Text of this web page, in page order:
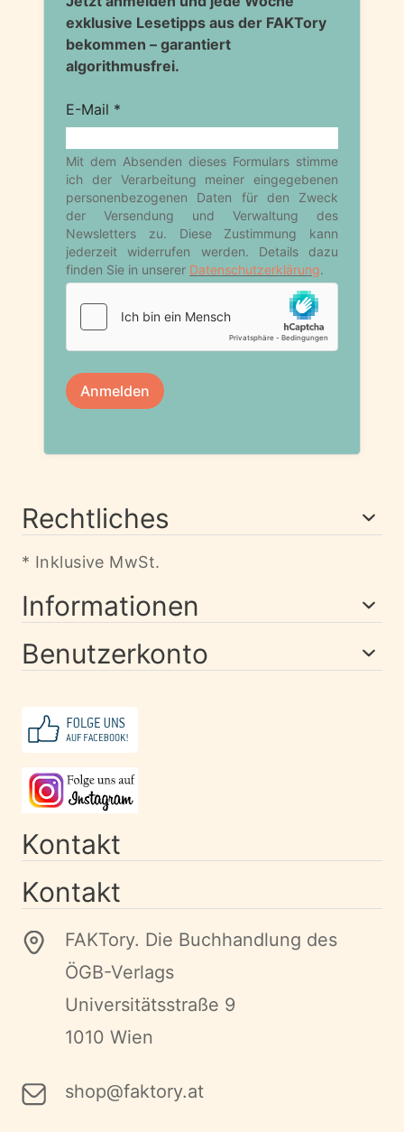
Rechtliches
* Inklusive MwSt.
Informationen
Benutzerkonto
Kontakt
Kontakt
FAKTory. Die Buchhandlung des
ÖGB-Verlags
Universitätsstraße 9
1010 Wien
shop@faktory.at